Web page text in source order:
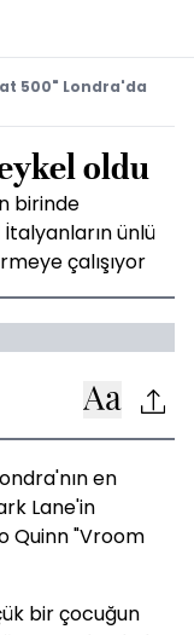
500" Londra'da
oldu
birinde
ünlü
çalışıyor
en
Lane'in
Quinn "Vroom
bir çocuğun